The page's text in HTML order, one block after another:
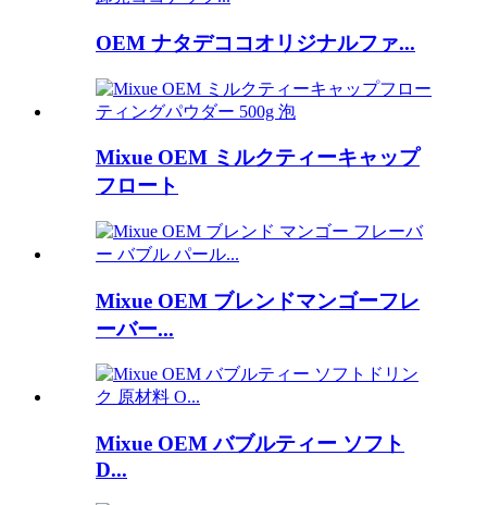
OEM ナタデココオリジナルファ...
Mixue OEM ミルクティーキャップ
フロート
Mixue OEM ブレンドマンゴーフレ
ーバー...
Mixue OEM バブルティー ソフト
D...